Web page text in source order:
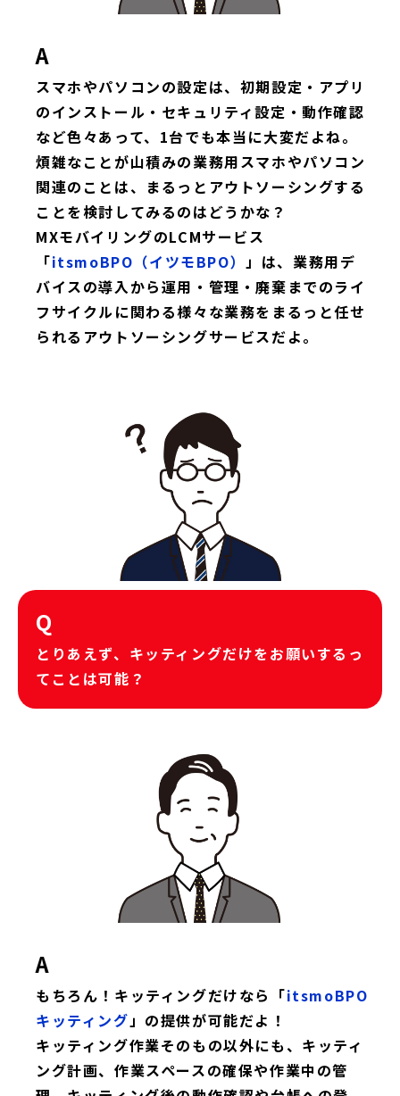
A
スマホやパソコンの設定は、初期設定・アプリ
のインストール・セキュリティ設定・動作確認
など色々あって、1台でも本当に大変だよね。
煩雑なことが山積みの業務用スマホやパソコン
関連のことは、まるっとアウトソーシングする
ことを検討してみるのはどうかな？
MXモバイリングのLCMサービス
「itsmoBPO（イツモBPO）」は、業務用デ
バイスの導入から運用・管理・廃棄までのライ
フサイクルに関わる様々な業務をまるっと任せ
られるアウトソーシングサービスだよ。
Q
とりあえず、キッティングだけをお願いするっ
てことは可能？
A
もちろん！キッティングだけなら「itsmoBPO
キッティング」の提供が可能だよ！
キッティング作業そのもの以外にも、キッティ
ング計画、作業スペースの確保や作業中の管